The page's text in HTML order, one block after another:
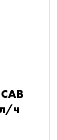
САВ
ч